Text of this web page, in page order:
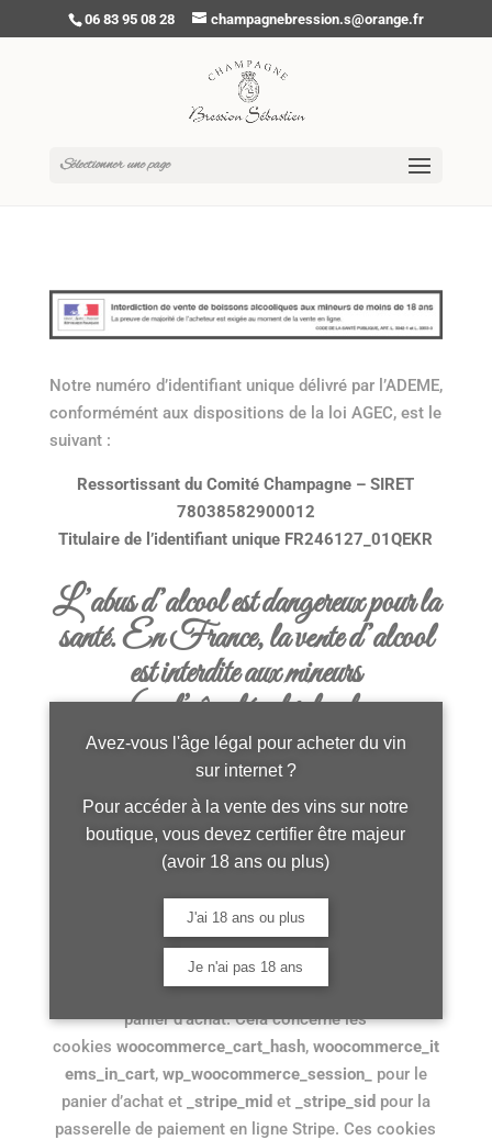
06 83 95 08 28 champagnebression.s@orange.fr
Sélectionner une page
Notre numéro d’identifiant unique délivré par l’ADEME,
conformémént aux dispositions de la loi AGEC, est le
suivant :
Ressortissant du Comité Champagne – SIRET
78038582900012
Titulaire de l’identifiant unique FR246127_01QEKR
L’abus d’alcool est dangereux pour la
santé. En France, la vente d’alcool
est interdite aux mineurs
(ou l’ âge légal selon la
réglementation de votre pays)
Cookies et statistiques
Lors de votre première arrivée sur notre site, vous
êtes informés par un bandeau en bas de page de
l’utilisation de cookies obligatoires au
fonctionnement de notre boutique en ligne et de son
panier d’achat. Cela concerne les
cookies woocommerce_cart_hash, woocommerce_it
ems_in_cart, wp_woocommerce_session_
pour le
panier d’achat et
_stripe_mid et _stripe_sid pour la
passerelle de paiement en ligne Stripe. Ces cookies
Avez-vous l'âge légal pour acheter du vin
sur internet ?
Pour accéder à la vente des vins sur notre
boutique, vous devez certifier être majeur
(avoir 18 ans ou plus)
J'ai 18 ans ou plus
Je n'ai pas 18 ans